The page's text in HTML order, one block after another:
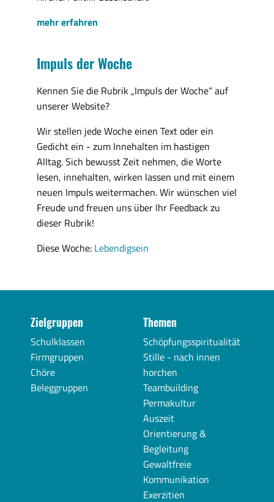
mehr erfahren
Impuls der Woche
Kennen Sie die Rubrik „Impuls der Woche“ auf
unserer Website?
Wir stellen jede Woche einen Text oder ein
Gedicht ein - zum Innehalten im hastigen
Alltag. Sich bewusst Zeit nehmen, die Worte
lesen, innehalten, wirken lassen und mit einem
neuen Impuls weitermachen. Wir wünschen viel
Freude und freuen uns über Ihr Feedback zu
dieser Rubrik!
Diese Woche: Lebendigsein
Zielgruppen
Schulklassen
Firmgruppen
Chöre
Beleggruppen
Themen
Schöpfungsspiritualität
Stille - nach innen
horchen
Teambuilding
Permakultur
Auszeit
Orientierung &
Begleitung
Gewaltfreie
Kommunikation
Exerzitien